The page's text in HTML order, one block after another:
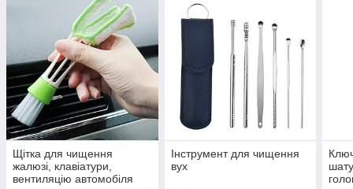
Щітка для чищення
жалюзі, клавіатури,
вентиляцію автомобіля
Інструмент для чищення
вух